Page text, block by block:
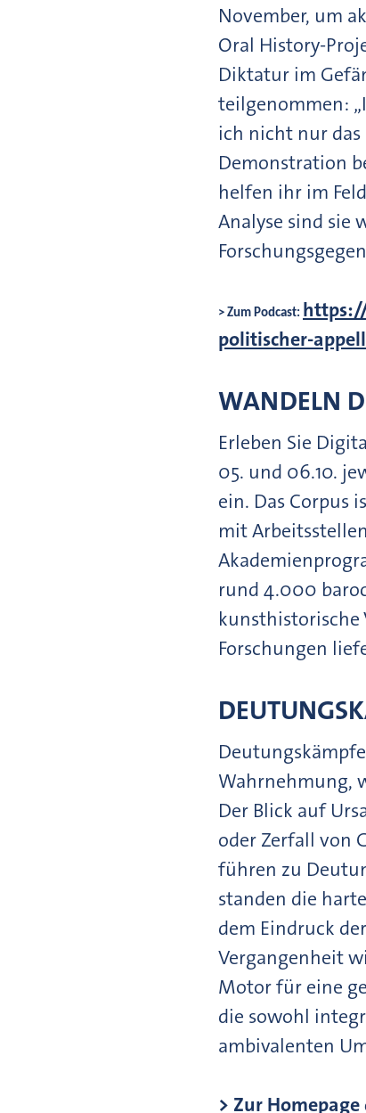
November, um
Oral History-
Diktatur im
teilgenommen:
ich nicht nur das
Demonstration
helfen ihr im
Analyse sind sie
> Zum Podcast:
politischer-
WANDELN
Erleben Sie
05. und 06.10.
ein. Das Corpus
mit
rund 4.000
kunsthistorische
Forschungen
Wahrnehmung,
Der Blick auf
oder Zerfall von
führen zu
standen die
dem Eindruck
Vergangenheit
Motor für eine
die sowohl
ambivalenten
> Zur